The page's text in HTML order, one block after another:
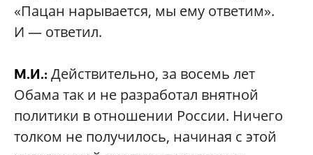
«Пацан нарывается, мы ему ответим».
И — ответил.
М.И.:Действительно, за восемь лет
Обама так и не разработал внятной
политики в отношении России. Ничего
толком не получилось, начиная с этой